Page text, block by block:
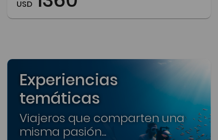
USD
Experiencias
temáticas
Viajeros que comparten una
misma pasión...